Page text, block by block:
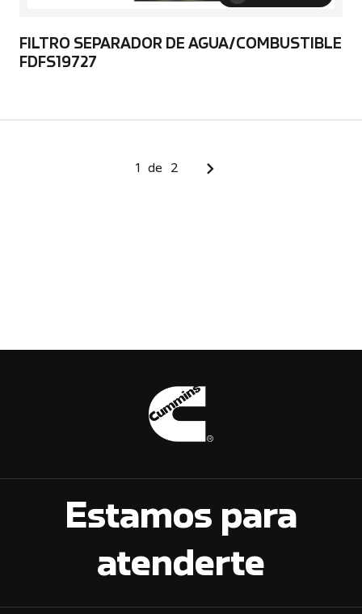
FILTRO SEPARADOR DE AGUA/COMBUSTIBLE
FDFS19727
1 de 2
Estamos para
atenderte